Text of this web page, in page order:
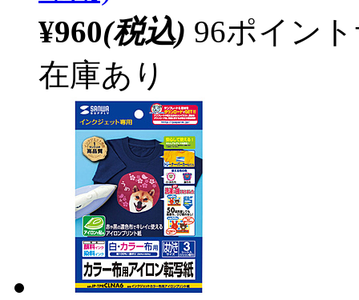
¥960(税込) 96ポイン
在庫あり